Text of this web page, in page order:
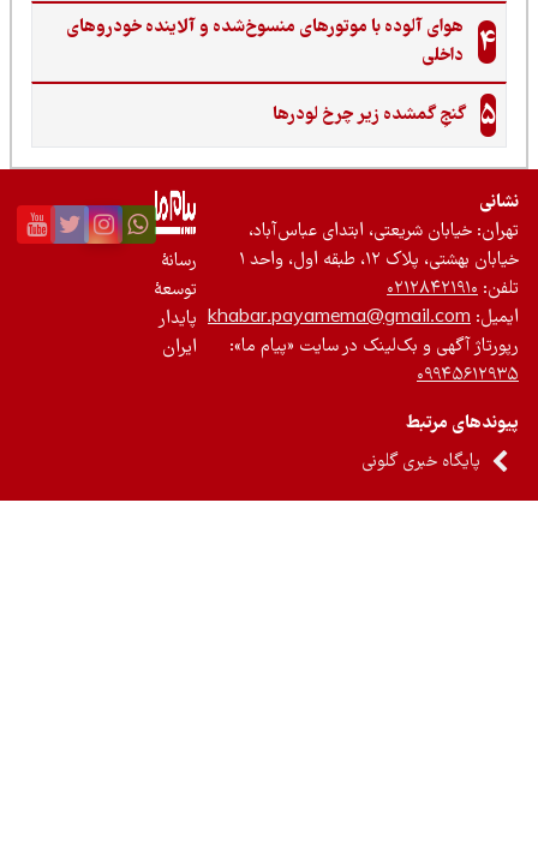
با موتورهای منسوخ‌شده و آلاینده خودروهای
زیر چرخ لودرها
ابتدای عباس‌آباد،
۱
در سایت «پیام ما»:
گلونی
رسانۀ
پایدار
ایران